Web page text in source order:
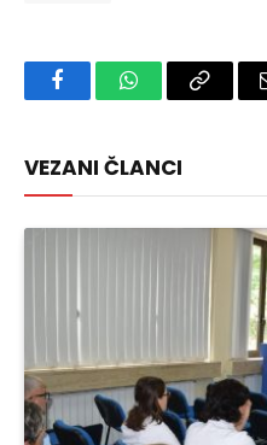
FacebookWhatsAppCopy
VEZANI ČLANCI